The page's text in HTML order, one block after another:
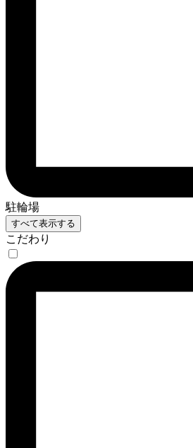
駐輪場
すべて表示する
こだわり